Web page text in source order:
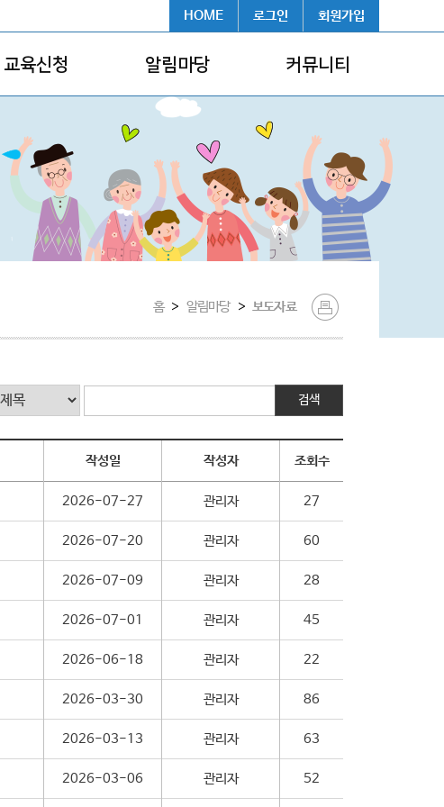
HOME 로그인 회원가입
교육신청 알림마당 커뮤니티
홈 > 알림마당 > 보도자료
작성일 작성자 조회수
2026-07-27 관리자 27
2026-07-20 관리자 60
2026-07-09 관리자 28
2026-07-01 관리자 45
2026-06-18 관리자 22
2026-03-30 관리자 86
2026-03-13 관리자 63
2026-03-06 관리자 52